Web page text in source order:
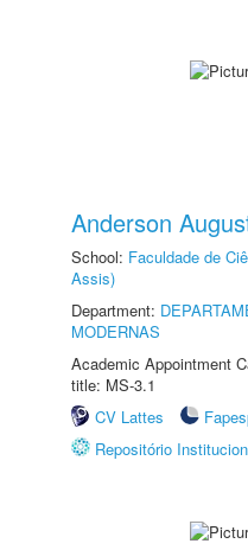
Anderson
School: Faculdade de
Assis)
Department:
MODERNAS
Academic Appointment
title: MS-3.1
CV Lattes
Repositório